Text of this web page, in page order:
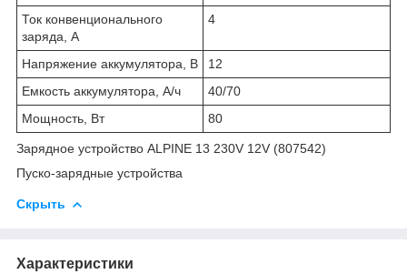
Ток конвенционального
заряда, А
4
Напряжение аккумулятора, В
12
Емкость аккумулятора, А/ч
40/70
Мощность, Вт
80
Зарядное устройство ALPINE 13 230V 12V (807542)
Пуско-зарядные устройства
Скрыть
Характеристики